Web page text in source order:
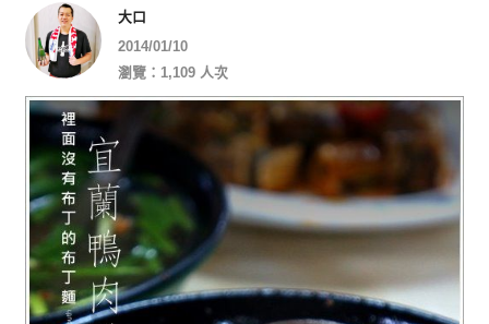
大口
2014/01/10
瀏覽：1,109 人次